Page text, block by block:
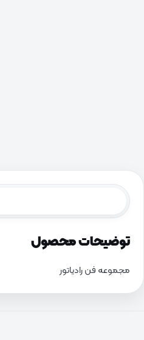
توضیحات محصول
مجموعه فن رادیاتور